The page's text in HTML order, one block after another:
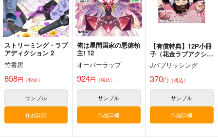
サンプル
作品詳細
サンプル
作品詳細
サンプル
ストリーミング・ラブ
アディクション 2
竹書房
858円 （税込）
サンプル
作品詳細
俺は星間国家の悪徳領
主! 12
オーバーラップ
924円 （税込）
サンプル
作品詳細
【有償特典】12P小冊
子（花金ラブアクシデ
ント！）
Jパブリッシング
370円 （税込）
サンプル
作品詳細